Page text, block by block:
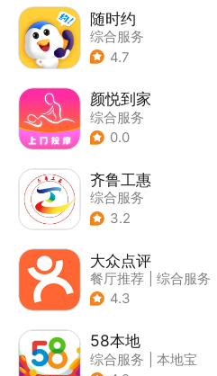
随时约
综合服务
4.7
颜悦到家
综合服务
0.0
齐鲁工惠
综合服务
3.2
大众点评
餐厅推荐
综合服务
4.3
58本地
综合服务
本地宝